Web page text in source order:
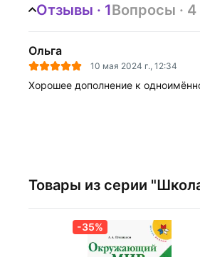
Отзывы · 1Вопросы · 4
Ольга
10 мая 2024 г., 12:34
Хорошее дополнение к
Товары из серии
-35%